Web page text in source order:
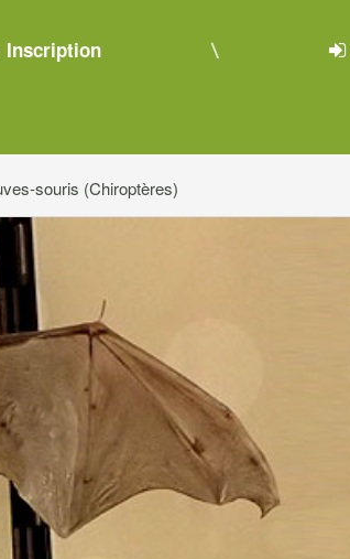
Inscription
souris (Chiroptères)